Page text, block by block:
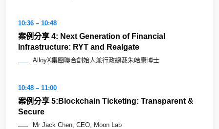
10:36 – 10:48
案例分享 4: Next Generation of Financial
Infrastructure: RYT and Realgate
AlloyX集團聯合創始人兼行政總裁朱皓康博士
10:48 – 11:00
案例分享 5:Blockchain Ticketing: Transparent &
Secure
Mr Jack Chen, CEO, Moon Lab